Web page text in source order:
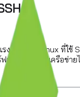
ต่อระบบ Linux ที่ใช้
เวอร์อื่น ๆ ในเครือข่าย